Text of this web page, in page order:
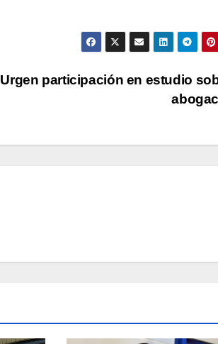
Urgen participación en estudio